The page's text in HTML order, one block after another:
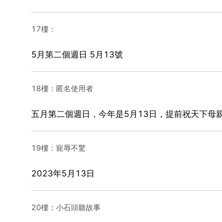
17樓：
5月第二個週日 5月13號
18樓：匿名使用者
五月第二個週日，今年是5月13日，提前祝天下母
19樓：寵辱不驚
2023年5月13日
20樓：小石頭聽故事